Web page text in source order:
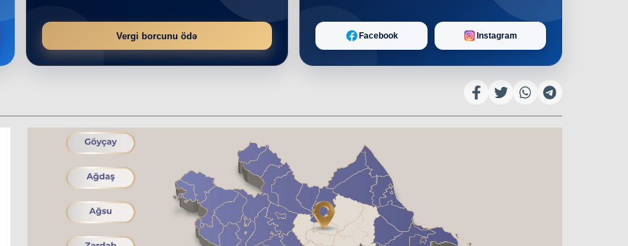
Vergi borcunu ödə Facebook Instagram